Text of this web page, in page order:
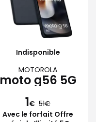
Indisponible
MOTOROLA
moto g56 5G
1€ 51
Avec le forfait Offre